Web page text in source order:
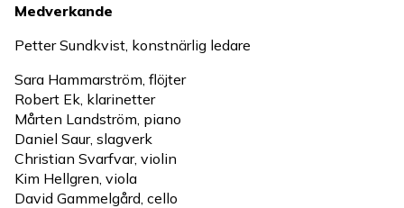
Medverkande
Petter Sundkvist, konstnärlig ledare
Sara Hammarström, flöjter
Robert Ek, klarinetter
Mårten Landström, piano
Daniel Saur, slagverk
Christian Svarfvar, violin
Kim Hellgren, viola
David Gammelgård, cello